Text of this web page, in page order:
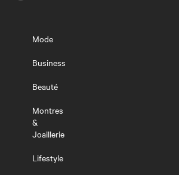
Mode
Business
Beauté
Montres
&
Joaillerie
Lifestyle